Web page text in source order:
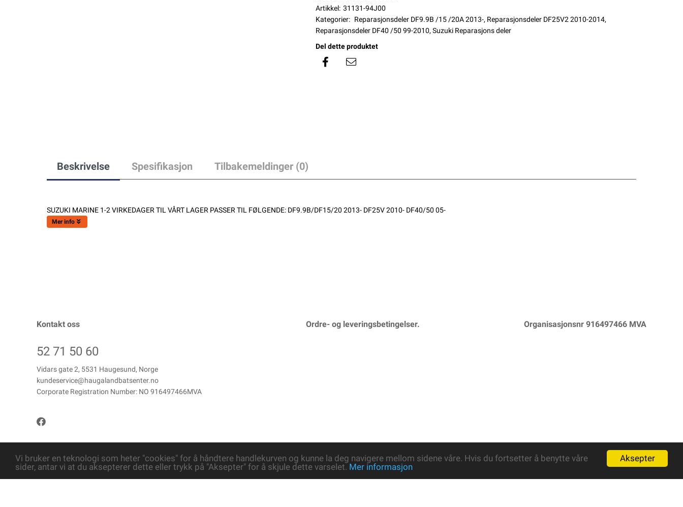
Aksepter
Vi bruker en teknologi som heter "cookies" for å håndtere handlekurven og kunne la deg navigere mellom sidene våre. Hvis du fortsetter å benytte våre
sider, antar vi at du aksepterer dette eller trykk på "Aksepter" for å skjule dette varselet. Mer informasjon
Artikkel: 31131-94J00
Kategorier: Reparasjonsdeler DF9.9B /15 /20A 2013-, Reparasjonsdeler DF25V2 2010-2014,
Reparasjonsdeler DF40 /50 99-2010, Suzuki Reparasjons deler
Del dette produktet
Beskrivelse Spesifikasjon Tilbakemeldinger (0)
SUZUKI MARINE 1-2 VIRKEDAGER TIL VÅRT LAGER PASSER TIL FØLGENDE: DF9.9B/DF15/20 2013- DF25V 2010- DF40/50 05-
Mer info
Kontakt oss
52 71 50 60
Vidars gate 2, 5531 Haugesund, Norge
kundeservice@haugalandbatsenter.no
Corporate Registration Number: NO 916497466MVA
Ordre- og leveringsbetingelser. Organisasjonsnr 916497466 MVA